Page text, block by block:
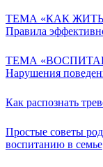
ТЕМА «КАК
Правила
ТЕМА
Нарушения
Как распознать
Простые советы
воспитанию в семье